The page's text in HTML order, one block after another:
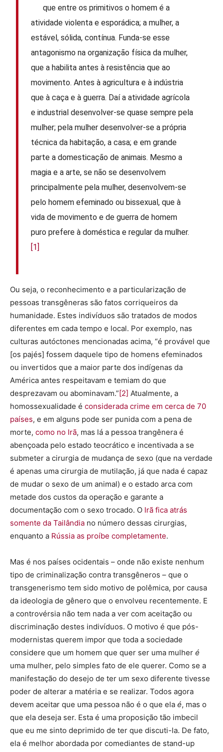
que entre os primitivos o homem é a
atividade violenta e esporádica; a mulher, a
estável, sólida, contínua. Funda-se esse
antagonismo na organização física da mulher,
que a habilita antes à resistência que ao
movimento. Antes à agricultura e à indústria
que à caça e à guerra. Daí a atividade agrícola
e industrial desenvolver-se quase sempre pela
mulher; pela mulher desenvolver-se a própria
técnica da habitação, a casa; e em grande
parte a domesticação de animais. Mesmo a
magia e a arte, se não se desenvolvem
principalmente pela mulher, desenvolvem-se
pelo homem efeminado ou bissexual, que à
vida de movimento e de guerra de homem
puro prefere à doméstica e regular da mulher.
[1]
Ou seja, o reconhecimento e a particularização de
pessoas transgêneras são fatos corriqueiros da
humanidade. Estes indivíduos são tratados de modos
diferentes em cada tempo e local. Por exemplo, nas
culturas autóctones mencionadas acima, “é provável que
[os pajés] fossem daquele tipo de homens efeminados
ou invertidos que a maior parte dos indígenas da
América antes respeitavam e temiam do que
desprezavam ou abominavam.”[2] Atualmente, a
homossexualidade é considerada crime em cerca de 70
países, e em alguns pode ser punida com a pena de
morte, como no Irã, mas lá a pessoa trangênera é
abençoada pelo estado teocrático e incentivada a se
submeter a cirurgia de mudança de sexo (que na verdade
é apenas uma cirurgia de mutilação, já que nada é capaz
de mudar o sexo de um animal) e o estado arca com
metade dos custos da operação e garante a
documentação com o sexo trocado. O Irã fica atrás
somente da Tailândia no número dessas cirurgias,
enquanto a Rússia as proíbe completamente.
Mas é nos países ocidentais – onde não existe nenhum
tipo de criminalização contra transgêneros – que o
transgenerismo tem sido motivo de polêmica, por causa
da ideologia de gênero que o envolveu recentemente. E
a controvérsia não tem nada a ver com aceitação ou
discriminação destes indivíduos. O motivo é que pós-
modernistas querem impor que toda a sociedade
considere que um homem que quer ser uma mulher é
uma mulher, pelo simples fato de ele querer. Como se a
manifestação do desejo de ter um sexo diferente tivesse
poder de alterar a matéria e se realizar. Todos agora
devem aceitar que uma pessoa não é o que ela é, mas o
que ela deseja ser. Esta é uma proposição tão imbecil
que eu me sinto deprimido de ter que discuti-la. De fato,
ela é melhor abordada por comediantes de stand-up